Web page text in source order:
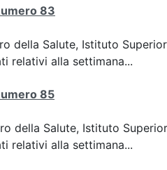
83
della Salute, Istituto
relativi alla settimana...
85
della Salute, Istituto
relativi alla settimana...